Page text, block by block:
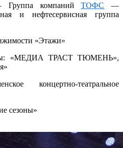
Группа компанийТОФС —
и нефтесервисная группа
«Этажи»
«МЕДИА ТРАСТ ТЮМЕНЬ»,
концертно-театральное
сезоны»